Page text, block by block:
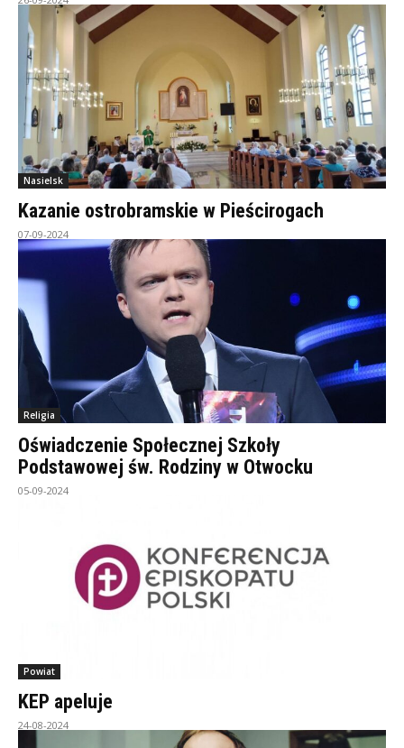
Nasielsk
Kazanie ostrobramskie w Pieścirogach
07-09-2024
Religia
Oświadczenie Społecznej Szkoły
Podstawowej św. Rodziny w Otwocku
05-09-2024
Powiat
KEP apeluje
24-08-2024